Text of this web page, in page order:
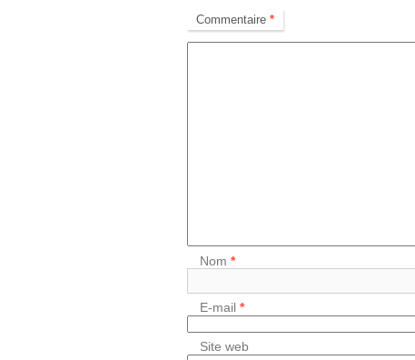
Commentaire *
Nom*
E-mail*
Site web